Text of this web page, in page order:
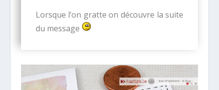
Lorsque l’on gratte on découvre la suite
du message